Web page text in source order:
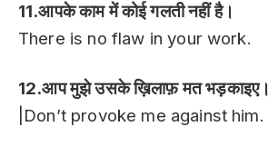
11.आपके काम में कोई गलती नहीं है।
There is no flaw in your work.
12.आप मुझे उसके ख़िलाफ़ मत भड़काइए।
|Don’t provoke me against him.